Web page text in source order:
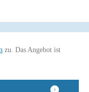
zu. Das Angebot ist